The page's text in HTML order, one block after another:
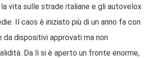
vita sulle strade italiane e gli autovelox
Il caos è iniziato più di un anno fa con
dispositivi approvati ma non
Da lì si è aperto un fronte enorme,